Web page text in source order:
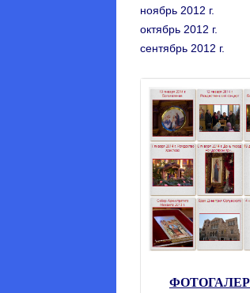
ноябрь 2012 г.
октябрь 2012 г.
сентябрь 2012 г.